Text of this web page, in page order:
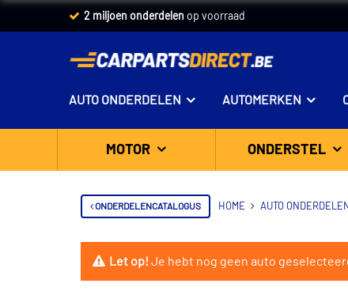
2 miljoen onderdelen op voorraad
AUTO ONDERDELEN AUTOMERKEN
MOTOR ONDERSTEL
ONDERDELENCATALOGUS HOME AUTO ONDERDELEN
Let op!Je hebt nog geen auto